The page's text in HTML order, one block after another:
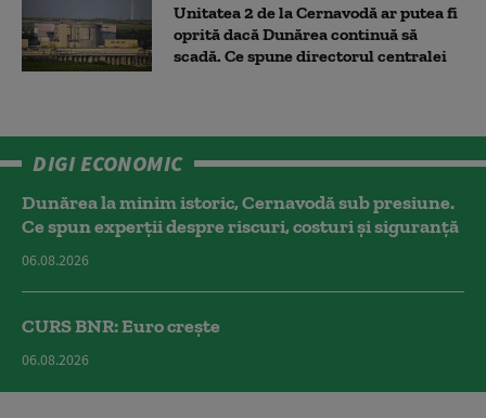
Unitatea 2 de la Cernavodă ar putea fi
oprită dacă Dunărea continuă să
scadă. Ce spune directorul centralei
DIGI ECONOMIC
Dunărea la minim istoric, Cernavodă sub presiune.
Ce spun experții despre riscuri, costuri și siguranță
06.08.2026
CURS BNR: Euro crește
06.08.2026